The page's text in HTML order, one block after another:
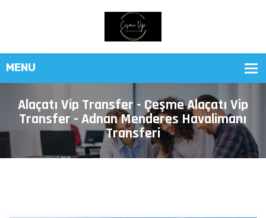
Alaçatı Vip Transfer - Çeşme Alaçatı Vip
Transfer - Adnan Menderes Havalimanı
Transferi